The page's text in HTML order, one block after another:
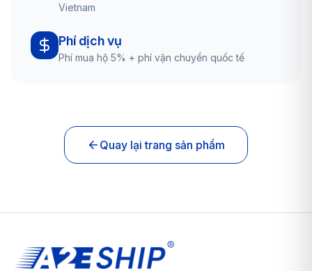
Vietnam
Phí dịch vụ
Phí mua hộ 5% + phí vận chuyển quốc tế
Quay lại trang sản phẩm